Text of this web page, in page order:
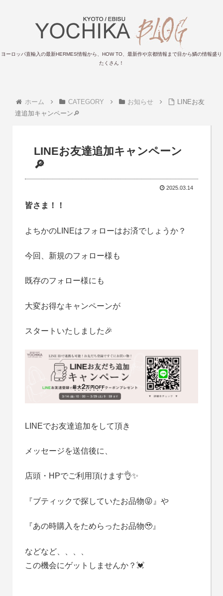
ヨーロッパ直輸入の最新HERMES情報から、HOW TO、最新作や京都情報まで目から鱗の情報盛り
たくさん！
ホーム CATEGORY お知らせ
LINEお友
達追加キャンペーン🔎
LINEお友達追加キャンペーン
🔎
2025.03.14
皆さま！！
よちかのLINEはフォローはお済でしょうか？
今回、新規のフォロー様も
既存のフォロー様にも
大変お得なキャンペーンが
スタートいたしました🎉
LINEでお友達追加をして頂き
メッセージを送信後に、
店頭・HPでご利用頂けます👌✨
『ブティックで探していたお品物😝』や
『あの時購入をためらったお品物🥹』
などなど、、、、
この機会にゲットしませんか？💓